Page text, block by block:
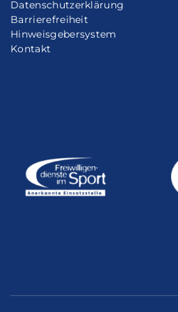
Datenschutzerklärung
Barrierefreiheit
Hinweisgebersystem
Kontakt